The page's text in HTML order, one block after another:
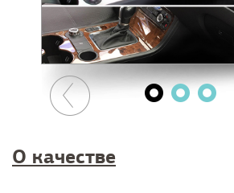
О качестве